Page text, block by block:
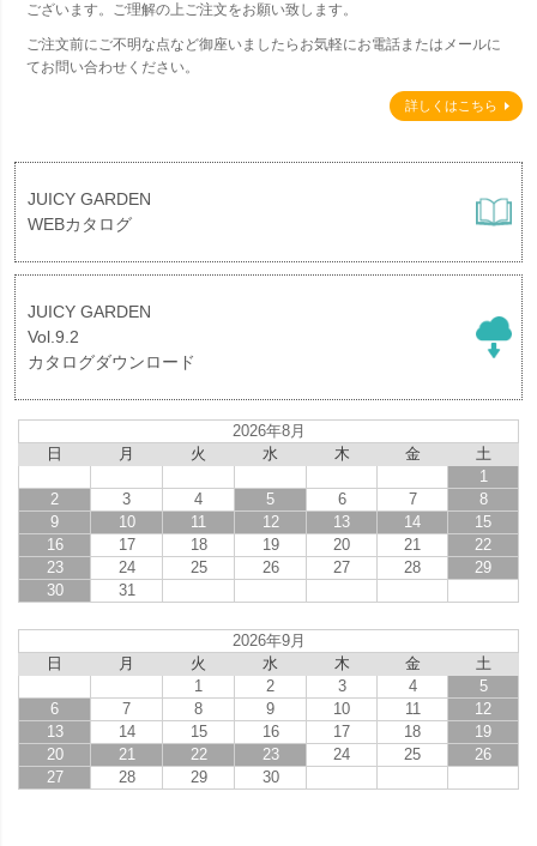
ございます。ご理解の上ご注文をお願い致します。
ご注文前にご不明な点など御座いましたらお気軽にお電話またはメールに
てお問い合わせください。
詳しくはこちら
JUICY GARDEN
WEBカタログ
JUICY GARDEN
Vol.9.2
カタログダウンロード
2026年8月
日
月 火 水 木 金
土
1
2
3 4 5 6 7
8
9
10 11 12 13 14
15
16
17 18 19 20 21
22
23
24 25 26 27 28
29
30
31
2026年9月
日
月 火 水 木 金
土
1
2 3 4
5
6
7 8 9 10 11
12
13
14 15 16 17 18
19
20
21 22 23 24 25
26
27
28 29 30